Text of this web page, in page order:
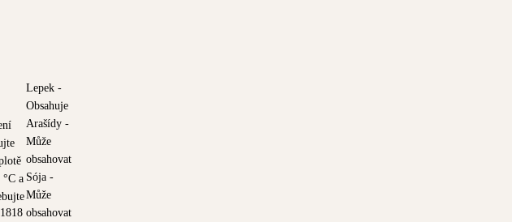
°C a
1818
Lepek -
Obsahuje
Arašídy -
Může
obsahovat
Sója -
Může
obsahovat